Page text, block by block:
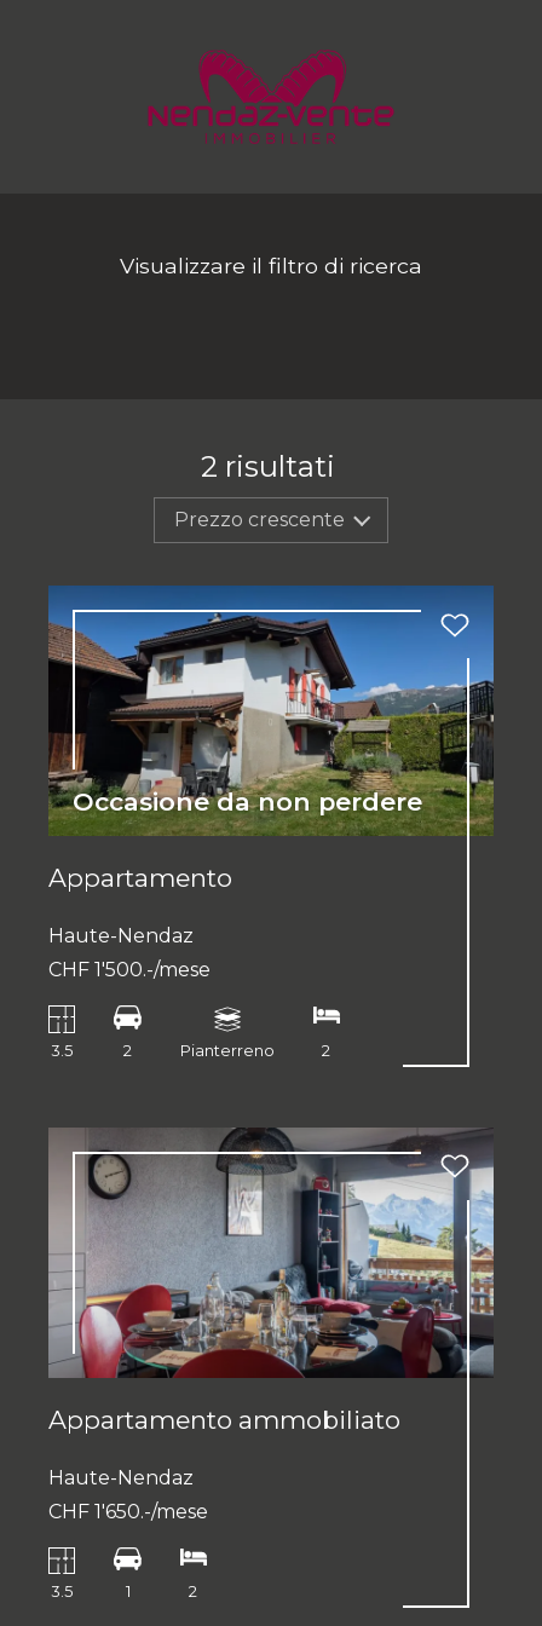
Visualizzare il filtro di ricerca
2 risultati
Prezzo crescente
Occasione da non perdere
Appartamento
Haute-Nendaz
CHF 1'500.-/mese
3.5 2 Pianterreno 2
Appartamento ammobiliato
Haute-Nendaz
CHF 1'650.-/mese
3.5 1 2